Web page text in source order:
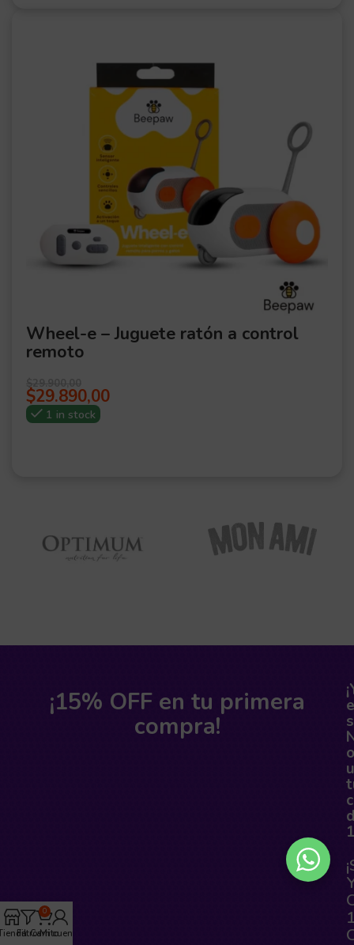
Wheel-e – Juguete ratón a control
remoto
$
$29.890,00
1 in stock
¡15% OFF en tu primera
compra!
Filtros
0
Carrito
Mi cuenta